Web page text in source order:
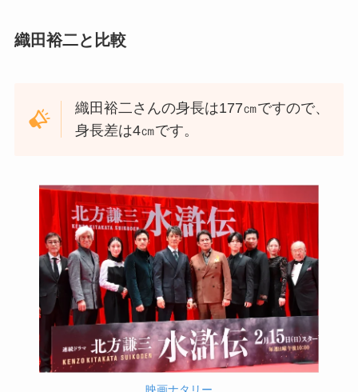
織田裕二と比較
織田裕二さんの身長は177㎝ですので、
身長差は4㎝です。
映画ナタリー